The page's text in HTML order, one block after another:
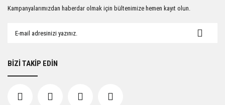
Gönder
Kampanyalarımızdan haberdar olmak için bültenimize hemen kayıt olun.
BİZİ TAKİP EDİN